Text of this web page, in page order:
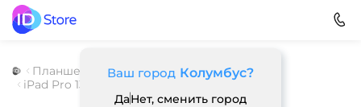
Ваш город Колумбус?
ДаНет, сменить город
Планшеты Apple
iPad Pro M5 (2026)
iPad Pro 13 M5